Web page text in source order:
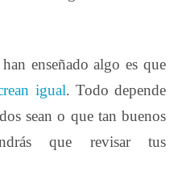
enseñado algo es que
igual. Todo depende
sean o que tan buenos
que revisar tus